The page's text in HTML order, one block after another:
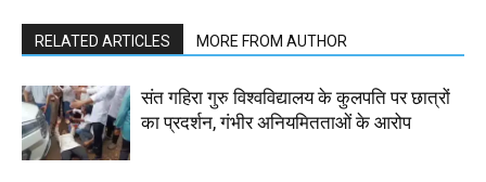
RELATED ARTICLES MORE FROM AUTHOR
संत गहिरा गुरु विश्वविद्यालय के कुलपति पर छात्रों
का प्रदर्शन, गंभीर अनियमितताओं के आरोप